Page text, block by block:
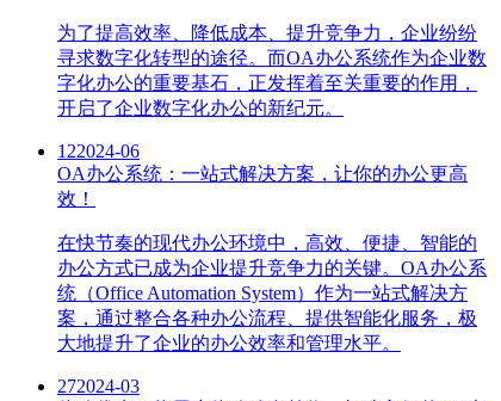
为了提高效率、降低成本、提升竞争力，企业纷纷
寻求数字化转型的途径。而OA办公系统作为企业数
字化办公的重要基石，正发挥着至关重要的作用，
开启了企业数字化办公的新纪元。
122024-06
OA办公系统：一站式解决方案，让你的办公更高
效！
在快节奏的现代办公环境中，高效、便捷、智能的
办公方式已成为企业提升竞争力的关键。OA办公系
统（Office Automation System）作为一站式解决方
案，通过整合各种办公流程、提供智能化服务，极
大地提升了企业的办公效率和管理水平。
272024-03